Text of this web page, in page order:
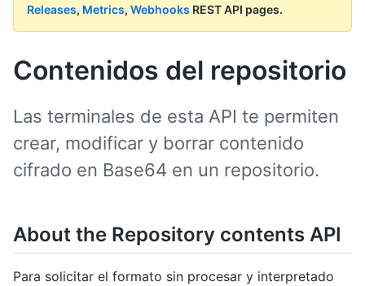
Releases, Metrics, Webhooks REST API pages.
Contenidos del repositorio
Las terminales de esta API te permiten
crear, modificar y borrar contenido
cifrado en Base64 en un repositorio.
About the Repository contents API
Para solicitar el formato sin procesar y interpretado